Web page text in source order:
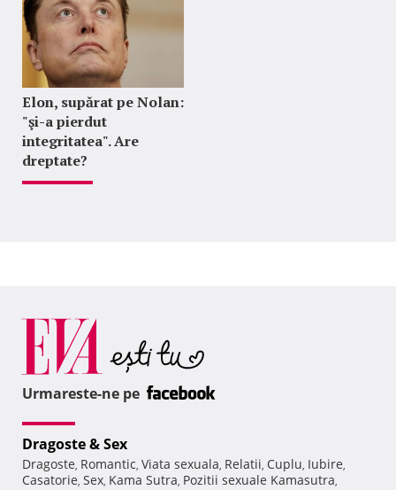
Elon, supărat pe Nolan:
"şi-a pierdut
integritatea". Are
dreptate?
Urmareste-ne pe
Dragoste & Sex
Dragoste, Romantic, Viata sexuala, Relatii, Cuplu, Iubire,
Casatorie, Sex, Kama Sutra, Pozitii sexuale Kamasutra,